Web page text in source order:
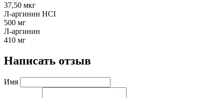
37,50 мкг
Л-аргинин HCI
500 мг
Л-аргинин
410 мг
Написать отзыв
Имя